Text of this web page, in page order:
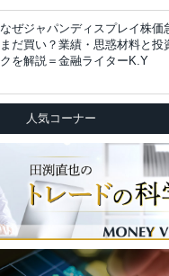
なぜジャパンディスプレイ株価
まだ買い？業績・思惑材料と投
クを解説＝金融ライターK.Y
人気コーナー